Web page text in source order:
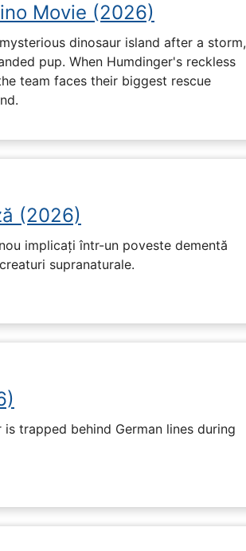
Movie (2026)
dinosaur island after a storm,
pup. When Humdinger's reckless
team faces their biggest rescue
(2026)
implicați într-un poveste dementă
supranaturale.
trapped behind German lines during